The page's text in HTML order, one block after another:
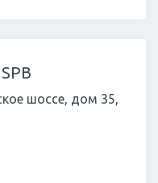
шоссе, дом 35,